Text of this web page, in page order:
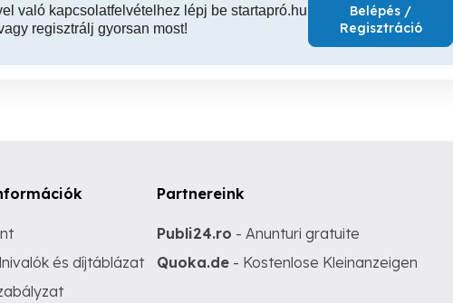
való kapcsolatfelvételhez lépj be startapró.hu
regisztrálj gyorsan most!
Belépés /
Regisztráció
és díjtáblázat
Partnereink
Publi24.ro - Anunturi gratuite
Quoka.de - Kostenlose Kleinanzeigen